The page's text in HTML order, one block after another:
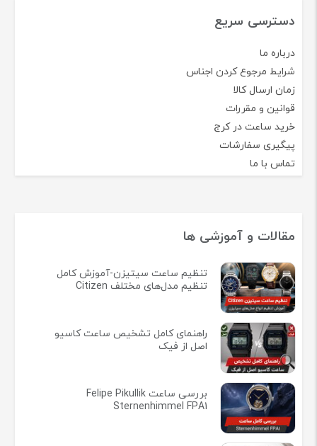
دسترسی سریع
درباره ما
شرایط مرجوع کردن اجناس
زمان ارسال کالا
قوانین و مقررات
خرید ساعت در کرج
پیگیری سفارشات
تماس با ما
مقالات و آموزشی ها
تنظیم ساعت سیتیزن-آموزش کامل
تنظیم مدل‌های مختلف Citizen
راهنمای کامل تشخیص ساعت کاسیو
اصل از فیک
بررسی ساعت Felipe Pikullik
Sternenhimmel FPA1